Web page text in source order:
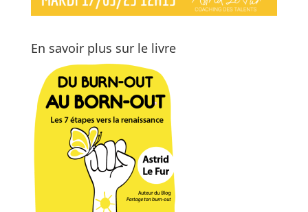
En savoir plus sur le livre